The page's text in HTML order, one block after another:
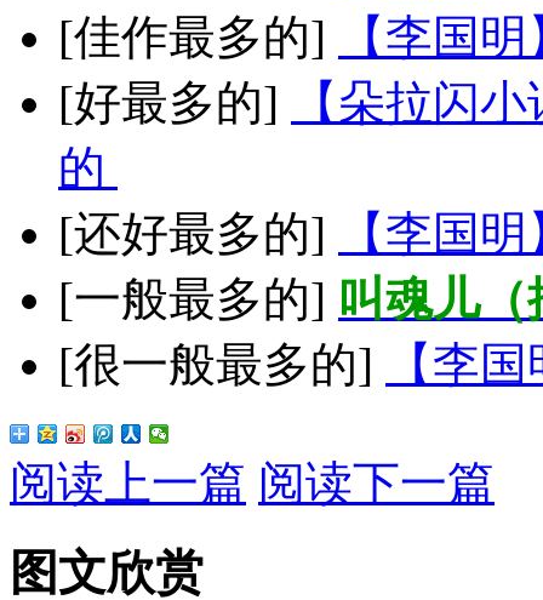
[佳作最多的]
【李国
[好最多的]
【朵拉闪
的
[还好最多的]
【李国
[一般最多的] 叫魂儿
[很一般最多的]
【李
阅读上一篇 阅读下一篇
图文欣赏